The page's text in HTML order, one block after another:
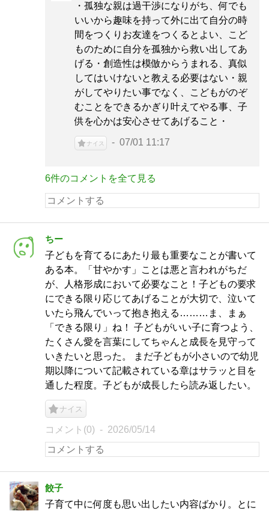
・孤独な親は過干渉になりがち、何でも
いいから趣味を持って外に出て自分の時
間をつくりお友達をつくるとよい、こど
ものために自分を孤独から救い出してあ
げる・創造性は模倣からうまれる、真似
してはいけないと教える必要はない・親
がしてやりたい事でなく、こどもがのぞ
むことをできるかぎり叶えてやる事、子
供を心かは安心させてあげること・
ナイス 07/01 11:17
6件のコメントを全て見る
ちー
子どもを育てるにあたり最も重要なことが書いて
ある本。「甘やかす」ことは悪と言われがちだ
が、人格形成において必要なこと！子どもの要求
にできる限り応じてあげることが大切で、泣いて
いたら飛んでいって抱き抱える………ま、まぁ
「できる限り」ね！ 子どもがいい子に育つよう、
たくさん愛を言葉にしてちゃんと成長を見守って
いきたいと思った。 まだ子どもが小さいので幼児
期以降について記載されている章はサラッと目を
通した程度。子どもが成長したら読み返したい。
ナイス
コメント(0) 2026/05/14
餃子
子育て中に何度も思い出したい内容ばかり。とに